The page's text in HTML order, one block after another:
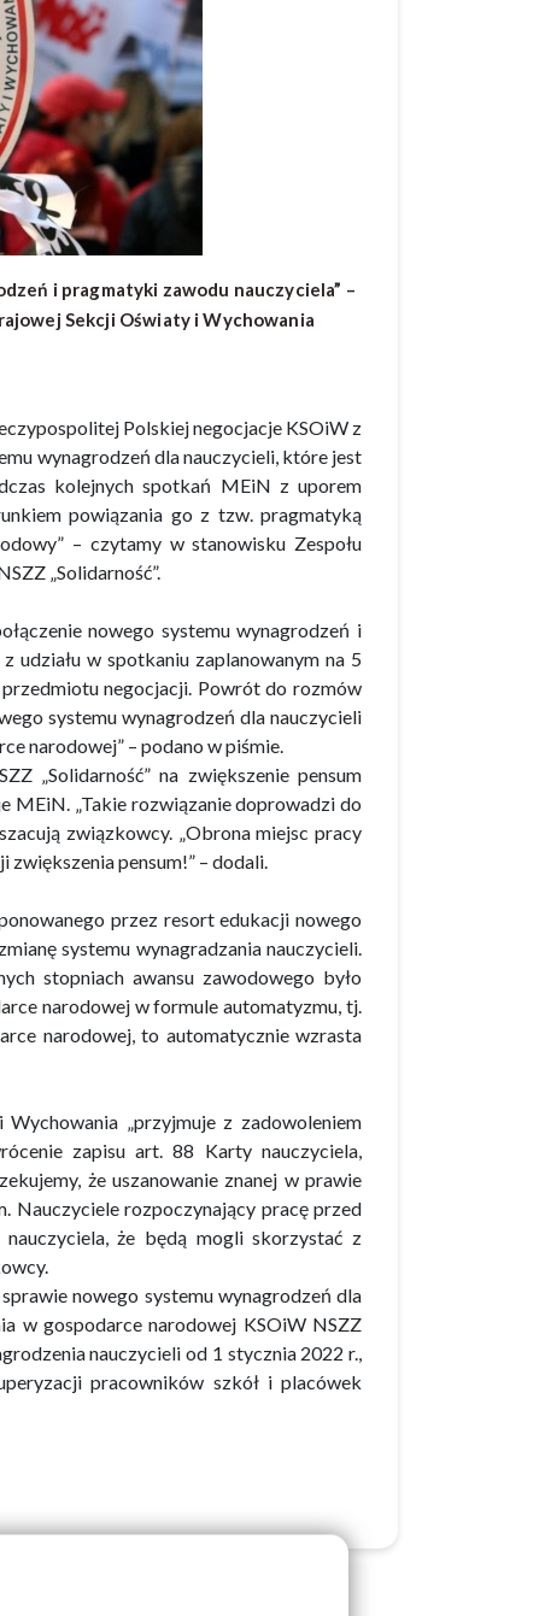
i pragmatyki zawodu nauczyciela” –
Sekcji Oświaty i Wychowania
Polskiej negocjacje KSOiW z
wynagrodzeń dla nauczycieli, które jest
kolejnych spotkań MEiN z uporem
powiązania go z tzw. pragmatyką
– czytamy w stanowisku Zespołu
„Solidarność”.
nowego systemu wynagrodzeń i
udziału w spotkaniu zaplanowanym na 5
negocjacji. Powrót do rozmów
systemu wynagrodzeń dla nauczycieli
narodowej” – podano w piśmie.
„Solidarność” na zwiększenie pensum
MEiN. „Takie rozwiązanie doprowadzi do
związkowcy. „Obrona miejsc pracy
pensum!” – dodali.
przez resort edukacji nowego
systemu wynagradzania nauczycieli.
stopniach awansu zawodowego było
narodowej w formule automatyzmu, tj.
narodowej, to automatycznie wzrasta
„przyjmuje z zadowoleniem
zapisu art. 88 Karty nauczyciela,
że uszanowanie znanej w prawie
Nauczyciele rozpoczynający pracę przed
że będą mogli skorzystać z
nowego systemu wynagrodzeń dla
w gospodarce narodowej KSOiW NSZZ
nauczycieli od 1 stycznia 2022 r.,
pracowników szkół i placówek